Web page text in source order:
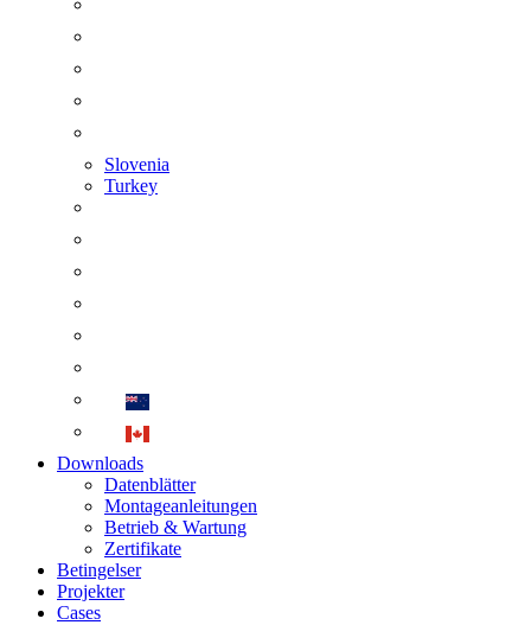
Slovenia
Turkey
Downloads
Datenblätter
Montageanleitungen
Betrieb & Wartung
Zertifikate
Betingelser
Projekter
Cases